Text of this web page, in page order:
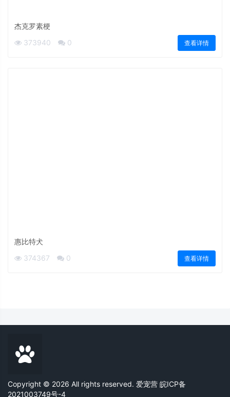
杰克罗素梗
373940
0 查看详情
惠比特犬
374367
0 查看详情
Copyright © 2026 All rights reserved. 爱宠营 皖ICP备
2021003749号-4